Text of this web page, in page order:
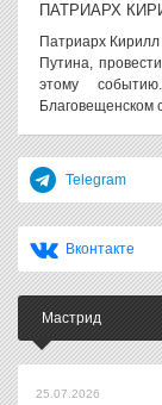
ПАТРИАРХ
Патриарх
Путина,
этому
Благовещенском
Telegram
Вконтакте
Мастрид
25.07.2026